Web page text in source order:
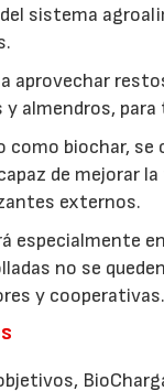
sistema
a aprovechar
almendros,
como biochar,
de mejorar
externos.
especialmente
no se
y cooperativas.